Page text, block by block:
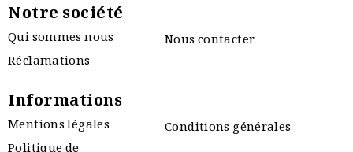
Notre société
Qui sommes nous
Nous contacter
Réclamations
Informations
Mentions légales
Conditions générales